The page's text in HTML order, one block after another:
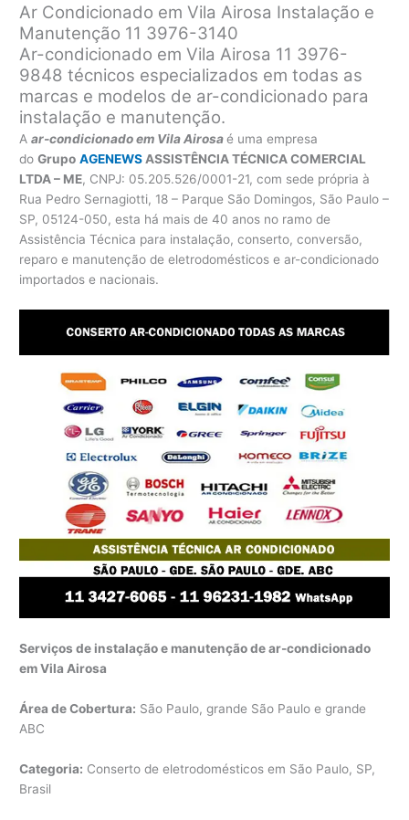
Ar Condicionado em Vila Airosa Instalação e
Manutenção 11 3976-3140
Ar-condicionado em Vila Airosa 11 3976-
9848 técnicos especializados em todas as
marcas e modelos de ar-condicionado para
instalação e manutenção.
Aar-condicionado em Vila Airosaé uma empresa
doGrupo AGENEWS ASSISTÊNCIA TÉCNICA COMERCIAL
LTDA – ME, CNPJ: 05.205.526/0001-21, com sede própria à
Rua Pedro Sernagiotti, 18 – Parque São Domingos, São Paulo –
SP, 05124-050, esta há mais de 40 anos no ramo de
Assistência Técnica para instalação, conserto, conversão,
reparo e manutenção de eletrodomésticos e ar-condicionado
importados e nacionais.
Serviços de instalação e manutenção de ar-condicionado
em Vila Airosa
Área de Cobertura: São Paulo, grande São Paulo e grande
ABC
Categoria: Conserto de eletrodomésticos em São Paulo, SP,
Brasil